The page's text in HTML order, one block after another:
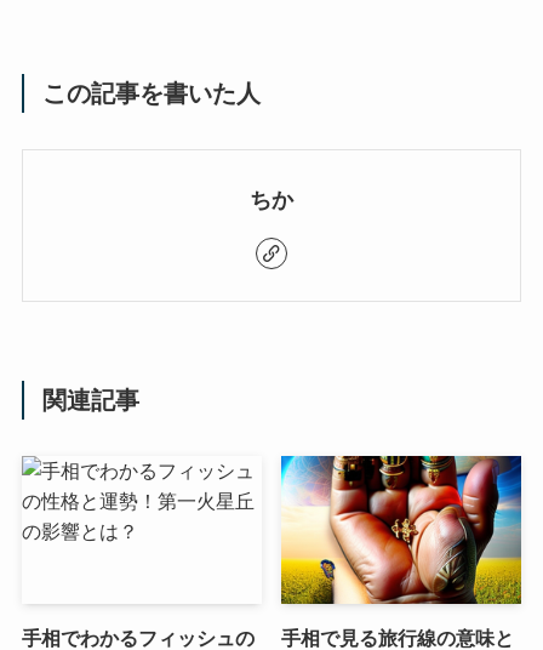
この記事を書いた人
ちか
関連記事
手相でわかるフィッシュの
手相で見る旅行線の意味と